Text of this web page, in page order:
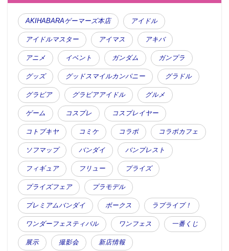
AKIHABARAゲーマーズ本店 アイドル
アイドルマスター アイマス アキバ
アニメ イベント ガンダム ガンプラ
グッズ グッドスマイルカンパニー グラドル
グラビア グラビアアイドル グルメ
ゲーム コスプレ コスプレイヤー
コトブキヤ コミケ コラボ コラボカフェ
ソフマップ バンダイ バンプレスト
フィギュア フリュー プライズ
プライズフェア プラモデル
プレミアムバンダイ ボークス ラブライブ！
ワンダーフェスティバル ワンフェス 一番くじ
展示 撮影会 新店情報